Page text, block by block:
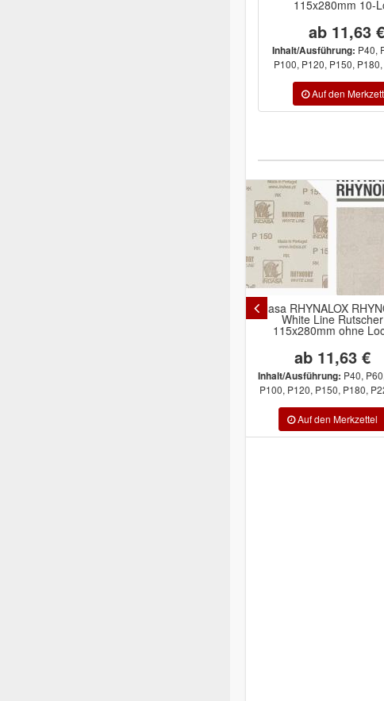
115x280mm 10-
ab 11,63 €
Inhalt/Ausführung: P40,
P100, P120, P150, P180,
siarun 1946
Schleifscheiben
15-Loch
21,88 €
19,69 €
Inhalt/Ausführung:
P400
-10%